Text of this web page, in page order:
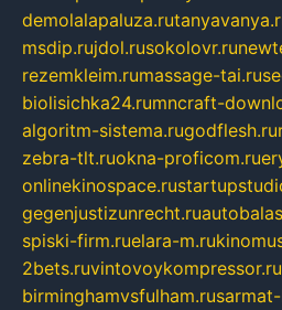
demolalapaluza.ru
msdip.rujdol.rusokolovr.ru
rezemkleim.rumassage-tai.ru
biolisichka24.rumncraft-
algoritm-sistema.rugodflesh.ru
zebra-tlt.ruokna-proficom.ru
onlinekinospace.ru
gegenjustizunrecht.ru
spiski-firm.ruelara-m.ru
2bets.ruvintovoykompressor.ru
birminghamvsfulham.ru